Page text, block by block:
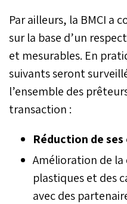
Par ailleurs, la BMCI a
sur la base d’un
et mesurables. En
suivants seront
l’ensemble des
transaction :
Réduction de ses
Amélioration de
plastiques et des
avec des